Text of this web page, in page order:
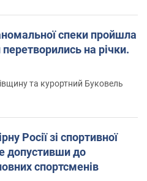
спеки пройшла
на річки.
та курортний Буковель
Росії зі спортивної
допустивши до
спортсменів